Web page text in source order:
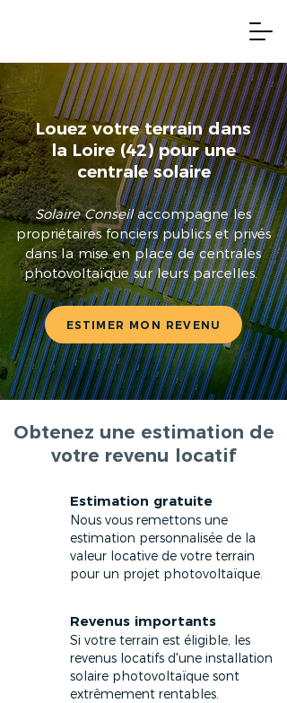
Louez votre terrain dans
la Loire (42) pour une
centrale solaire
Solaire Conseilaccompagne les
propriétaires fonciers publics et privés
dans la mise en place de centrales
photovoltaïque sur leurs parcelles.
ESTIMER MON REVENU
Obtenez une estimation de
votre revenu locatif
Estimation gratuite
Nous vous remettons une
estimation personnalisée de la
valeur locative de votre terrain
pour un projet photovoltaïque.
Revenus importants
Si votre terrain est éligible, les
revenus locatifs d'une installation
solaire photovoltaïque sont
extrêmement rentables.